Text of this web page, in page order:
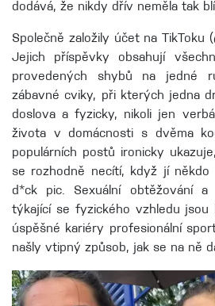
dodává, že nikdy dřív neměla tak
Společně založily účet na TikToku
Jejich příspěvky obsahují
provedených shybů na jedné
zábavné cviky, při kterých jedna
doslova a fyzicky, nikoli jen
života v domácnosti s dvěma
populárních postů ironicky
se rozhodně necítí, když jí někdo
d*ck pic. Sexuální obtěžování a
týkající se fyzického vzhledu jsou
úspěšné kariéry profesionální
našly vtipný způsob, jak se na ně